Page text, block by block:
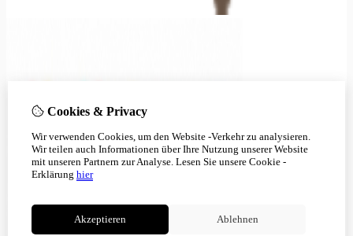
Cookies & Privacy
Wir verwenden Cookies, um den Website -Verkehr zu analysieren.
Wir teilen auch Informationen über Ihre Nutzung unserer Website
mit unseren Partnern zur Analyse. Lesen Sie unsere Cookie -
Erklärung hier
Akzeptieren Ablehnen